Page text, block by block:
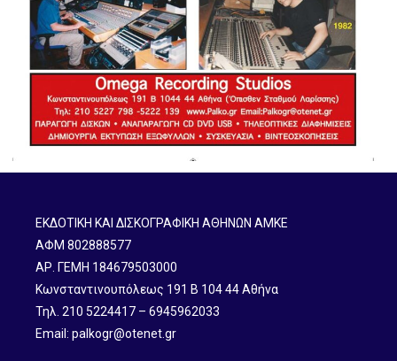
ΕΚΔΟΤΙΚΗ ΚΑΙ ΔΙΣΚΟΓΡΑΦΙΚΗ ΑΘΗΝΩΝ ΑΜΚΕ
ΑΦΜ 802888577
ΑΡ. ΓΕΜΗ 184679503000
Κωνσταντινουπόλεως 191 B 104 44 Αθήνα
Τηλ. 210 5224417 – 6945962033
Email: palkogr@otenet.gr